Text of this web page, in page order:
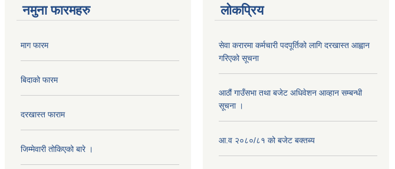
नमुना फारमहरु
माग फारम
बिदाको फारम
दरखास्त फाराम
जिम्मेवारी तोकिएको बारे ।
लोकप्रिय
सेवा करारमा कर्मचारी पदपूर्तिको लागि दरखास्त आह्वान
गरिएको सूचना
आठौं गाउँसभा तथा बजेट अधिवेशन आव्हान सम्बन्धी
सूचना ।
आ.व २०८०/८१ को बजेट बक्तब्य